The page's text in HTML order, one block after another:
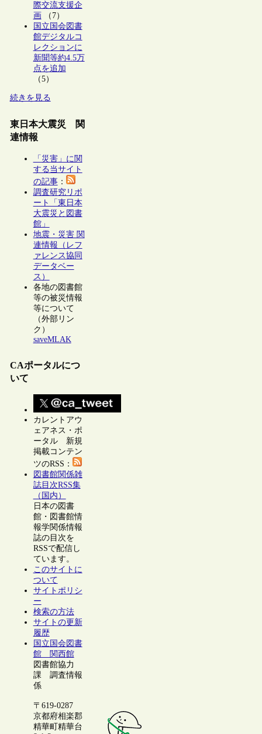
際交流支援企
画 （7）
国立国会図書
館デジタルコ
レクションに
新聞等約4.5万
点を追加
（5）
続きを見る
東日本大震災 関
連情報
「災害」に関
する当サイト
の記事：
調査研究リポ
ート「東日本
大震災と図書
館」
地震・災害 関
連情報（レフ
ァレンス協同
データベー
ス）
各地の図書館
等の被災情報
等について
（外部リン
ク）
saveMLAK
CAポータルにつ
いて
カレントアウ
ェアネス・ポ
ータル 新規
掲載コンテン
ツのRSS：
図書館関係雑
誌目次RSS集
（国内）
日本の図書
館・図書館情
報学関係情報
誌の目次を
RSSで配信し
ています。
このサイトに
ついて
サイトポリシ
ー
検索の方法
サイトの更新
履歴
国立国会図書
館 関西館
図書館協力
課 調査情報
係
〒619-0287
京都府相楽郡
精華町精華台